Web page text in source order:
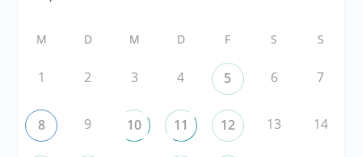
M D M D F S S
1 2 3 4 5 6 7
8 9 10 11 12 13 14